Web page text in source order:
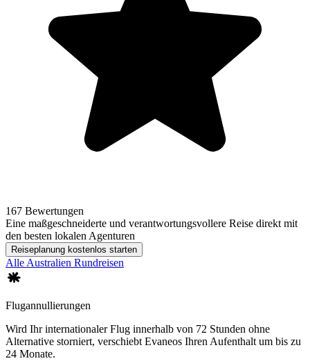
167 Bewertungen
Eine maßgeschneiderte und verantwortungsvollere Reise direkt mit
den besten lokalen Agenturen
Reiseplanung kostenlos starten
Alle Australien Rundreisen
Flugannullierungen
Wird Ihr internationaler Flug innerhalb von 72 Stunden ohne
Alternative storniert, verschiebt Evaneos Ihren Aufenthalt um bis zu
24 Monate.